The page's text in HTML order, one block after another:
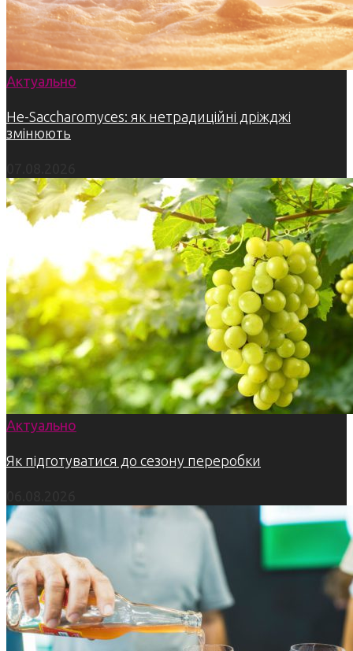
Актуально
Не-Saccharomyces: як нетрадиційні дріжджі
змінюють
Актуально
Як підготуватися до сезону переробки